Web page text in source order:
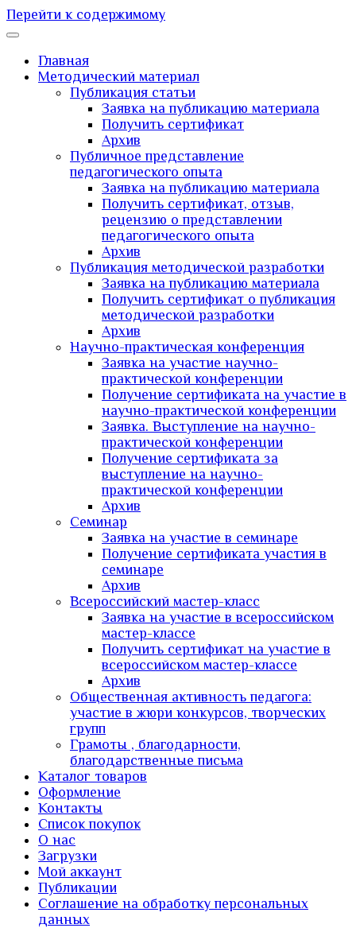
Перейти к содержимому
Главная
Методический материал
Публикация статьи
Заявка на публикацию материала
Получить сертификат
Архив
Публичное представление
педагогического опыта
Заявка на публикацию материала
Получить сертификат, отзыв,
рецензию о представлении
педагогического опыта
Архив
Публикация методической разработки
Заявка на публикацию материала
Получить сертификат о публикация
методической разработки
Архив
Научно-практическая конференция
Заявка на участие научно-
практической конференции
Получение сертификата на участие в
научно-практической конференции
Заявка. Выступление на научно-
практической конференции
Получение сертификата за
выступление на научно-
практической конференции
Архив
Семинар
Заявка на участие в семинаре
Получение сертификата участия в
семинаре
Архив
Всероссийский мастер-класс
Заявка на участие в всероссийском
мастер-классе
Получить сертификат на участие в
всероссийском мастер-классе
Архив
Общественная активность педагога:
участие в жюри конкурсов, творческих
групп
Грамоты , благодарности,
благодарственные письма
Каталог товаров
Оформление
Контакты
Список покупок
О нас
Загрузки
Мой аккаунт
Публикации
Соглашение на обработку персональных
данных